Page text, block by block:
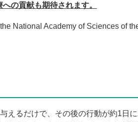
の貢献も期待されます。
National Academy of Sciences of
えるだけで、その後の行動が約1日